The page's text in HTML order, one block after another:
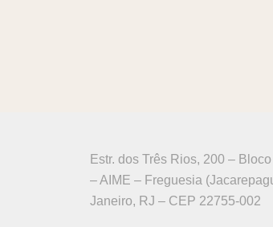
Estr. dos Três Rios, 200 –
– AIME – Freguesia
Janeiro, RJ – CEP 22755-002